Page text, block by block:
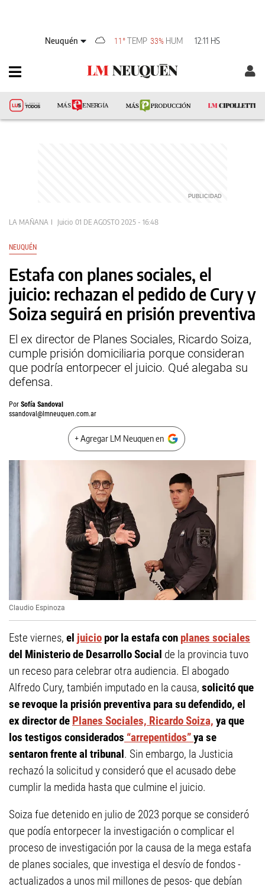
Neuquén 11° TEMP 33% HUM 12:11 HS
LA MAÑANA Juicio 01 DE AGOSTO 2025 - 16:48
NEUQUÉN
Estafa con planes sociales, el
juicio: rechazan el pedido de Cury y
Soiza seguirá en prisión preventiva
El ex director de Planes Sociales, Ricardo Soiza,
cumple prisión domiciliaria porque consideran
que podría entorpecer el juicio. Qué alegaba su
defensa.
Por Sofía Sandoval
ssandoval@lmneuquen.com.ar
+ Agregar LM Neuquen en
Claudio Espinoza
Este viernes, el juicio por la estafa con planes sociales
del Ministerio de Desarrollo Social de la provincia tuvo
un receso para celebrar otra audiencia. El abogado
Alfredo Cury, también imputado en la causa, solicitó que
se revoque la prisión preventiva para su defendido, el
ex director de Planes Sociales, Ricardo Soiza, ya que
los testigos considerados “arrepentidos”ya se
sentaron frente al tribunal. Sin embargo, la Justicia
rechazó la solicitud y consideró que el acusado debe
cumplir la medida hasta que culmine el juicio.
Soiza fue detenido en julio de 2023 porque se consideró
que podía entorpecer la investigación o complicar el
proceso de investigación por la causa de la mega estafa
de planes sociales, que investiga el desvío de fondos -
actualizados a unos mil millones de pesos- que debían